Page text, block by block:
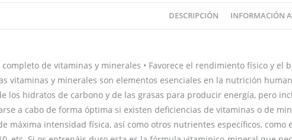
DESCRIPCIÓN INFORMACIÓN
de vitaminas y minerales • Favorece el rendimiento físico y
vitaminas y minerales son elementos esenciales en la nutrición
los hidratos de carbono y de las grasas para producir energía, pero
a cabo de forma óptima si existen deficiencias de vitaminas o de
máxima intensidad física, así como otros nutrientes específicos,